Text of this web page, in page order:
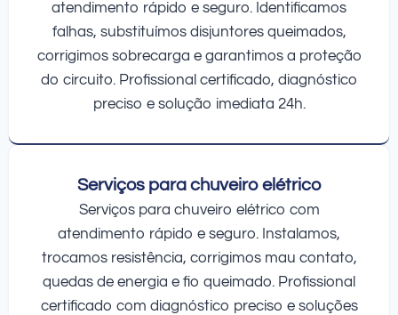
atendimento rápido e seguro. Identificamos
falhas, substituímos disjuntores queimados,
corrigimos sobrecarga e garantimos a proteção
do circuito. Profissional certificado, diagnóstico
preciso e solução imediata 24h.
Serviços para chuveiro elétrico
Serviços para chuveiro elétrico com
atendimento rápido e seguro. Instalamos,
trocamos resistência, corrigimos mau contato,
quedas de energia e fio queimado. Profissional
certificado com diagnóstico preciso e soluções